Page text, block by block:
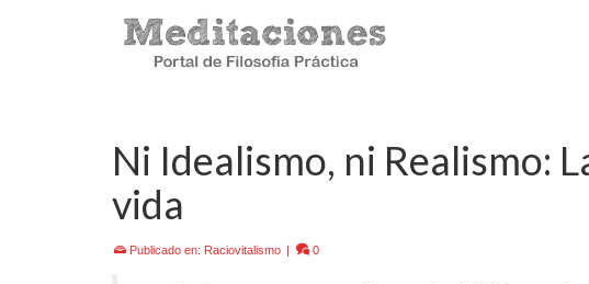
Ni Idealismo, ni Realismo:
vida
Publicado en: Raciovitalismo | 0